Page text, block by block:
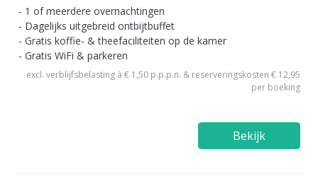
1 of meerdere overnachtingen
Dagelijks uitgebreid ontbijtbuffet
Gratis koffie- & theefaciliteiten op de kamer
Gratis WiFi & parkeren
excl. verblijfsbelasting à € 1,50 p.p.p.n. & reserveringskosten € 12,95
per boeking
Bekijk